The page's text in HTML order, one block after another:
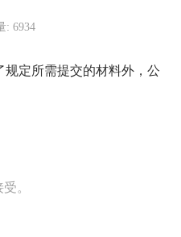
: 6934
规定所需提交的材料外，公
。